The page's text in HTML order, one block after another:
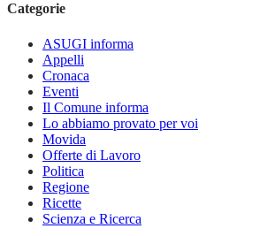
Categorie
ASUGI informa
Appelli
Cronaca
Eventi
Il Comune informa
Lo abbiamo provato per voi
Movida
Offerte di Lavoro
Politica
Regione
Ricette
Scienza e Ricerca